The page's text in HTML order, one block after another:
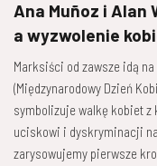
Ana Muñoz i Alan
a wyzwolenie
Marksiści od zawsze idą
(Międzynarodowy Dzień
symbolizuje walkę kobiet
uciskowi i dyskryminacji
zarysowujemy pierwsze